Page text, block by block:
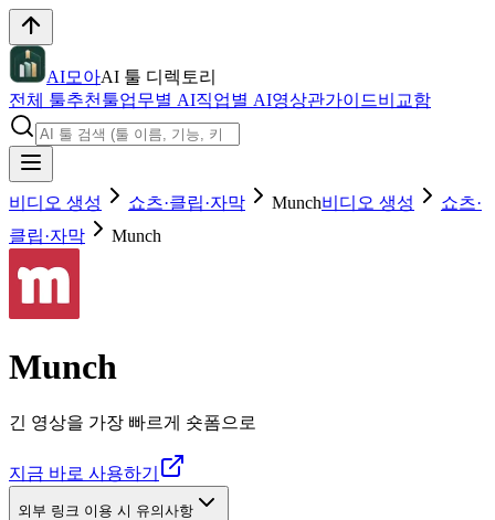
AI모아AI 툴 디렉토리
전체 툴추천툴업무별 AI직업별 AI영상관가이드비교함
비디오 생성 쇼츠·클립·자막 Munch비디오 생성
쇼츠·
클립·자막
Munch
Munch
긴 영상을 가장 빠르게 숏폼으로
지금 바로 사용하기
외부 링크 이용 시 유의사항